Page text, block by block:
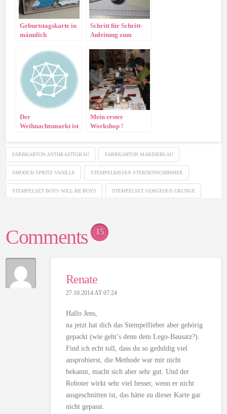
Geburtstagskarte in
männlich
Schritt für Schritt-
Anleitung zum
Der
Weihnachtsmarkt ist
Mein erster
Workshop !
FARBKARTON ANTHRAZITGRAU FARBKARTON MARINEBLAU
SMOOCH SPRITZ VANILLE STEMPELKISSEN STERNENSCHIMMER
STEMPELSET BOYS WILL BE BOYS STEMPELSET GORGEOUS GRUNGE
Comments 15
Renate
27.10.2014 AT 07:24
Hallo Jens,
na jetzt hat dich das Stempelfieber aber gehörig
gepackt (wie geht’s denn dem Lego-Bausatz?).
Find ich echt toll, dass du so geduldig viel
ausprobierst, die Methode war mir nicht
bekannt, macht sich aber sehr gut. Und der
Roboter wirkt sehr viel besser, wenn er nicht
ausgeschnitten ist, das hätte zu dieser Karte gar
nicht gepasst.